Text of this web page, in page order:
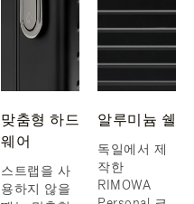
맞춤형 하드
웨어
스트랩을 사
용하지 않을
알루미늄 쉘
독일에서 제
작한
RIMOWA